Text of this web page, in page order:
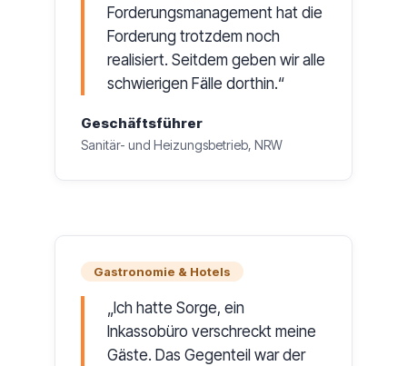
Forderungsmanagement hat die
Forderung trotzdem noch
realisiert. Seitdem geben wir alle
schwierigen Fälle dorthin.
Geschäftsführer
Sanitär- und Heizungsbetrieb, NRW
Gastronomie & Hotels
Ich hatte Sorge, ein
Inkassobüro verschreckt meine
Gäste. Das Gegenteil war der